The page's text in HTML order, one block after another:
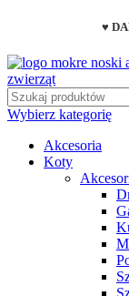
♥
Wybierz kategorię
Akcesoria
Koty